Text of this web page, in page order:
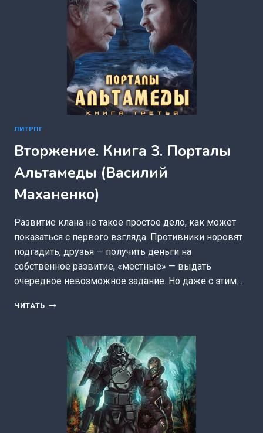
ЛИТРПГ
Вторжение. Книга 3. Порталы
Альтамеды (Василий
Маханенко)
Развитие клана не такое простое дело, как может
показаться с первого взгляда. Противники норовят
подгадить, друзья — получить деньги на
собственное развитие, «местные» — выдать
очередное невозможное задание. Но даже с этим…
ЧИТАТЬ ВТОРЖЕНИЕ.
ПОРТАЛЫ
АЛЬТАМЕДЫ
(ВАСИЛИЙ
МАХАНЕНКО)